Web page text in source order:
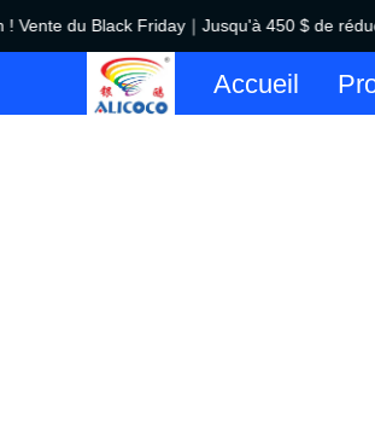
du Black Friday｜Jusqu'à 450 $ de
Accueil